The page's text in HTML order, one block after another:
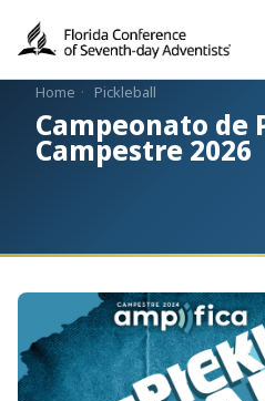
Home · Pickleball
Campeonato
Campestre 2026